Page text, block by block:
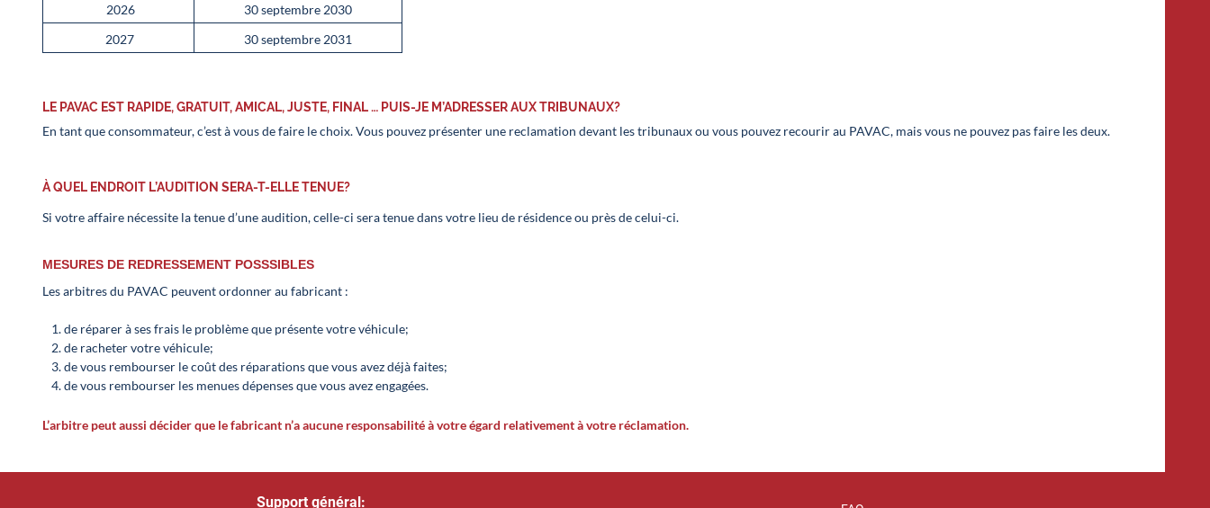
2026
30 septembre 2030
2027
30 septembre 2031
LE PAVAC EST RAPIDE, GRATUIT, AMICAL, JUSTE, FINAL … PUIS-JE M’ADRESSER AUX TRIBUNAUX?
En tant que consommateur, c’est à vous de faire le choix. Vous pouvez présenter une reclamation devant les tribunaux ou vous pouvez recourir au PAVAC, mais vous ne pouvez pas faire les deux.
À QUEL ENDROIT L’AUDITION SERA-T-ELLE TENUE?
Si votre affaire nécessite la tenue d’une audition, celle-ci sera tenue dans votre lieu de résidence ou près de celui-ci.
MESURES DE REDRESSEMENT POSSSIBLES
Les arbitres du PAVAC peuvent ordonner au fabricant :
de réparer à ses frais le problème que présente votre véhicule;
de racheter votre véhicule;
de vous rembourser le coût des réparations que vous avez déjà faites;
de vous rembourser les menues dépenses que vous avez engagées.
L’arbitre peut aussi décider que le fabricant n’a aucune responsabilité à votre égard relativement à votre réclamation.
Support général: